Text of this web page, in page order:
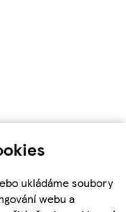
ukládáme soubory
webu a